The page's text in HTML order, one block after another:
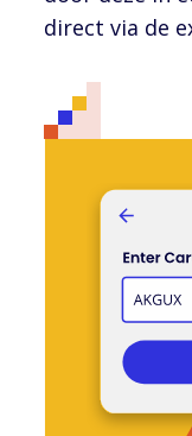
direct via de